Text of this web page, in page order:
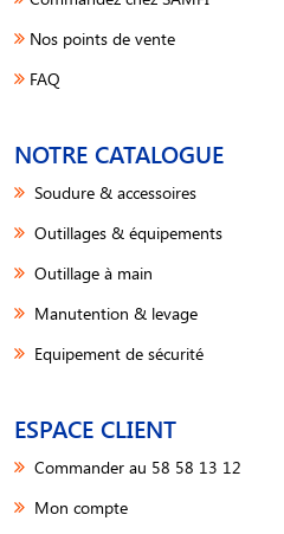
Nos points de vente
FAQ
NOTRE CATALOGUE
Soudure & accessoires
Outillages & équipements
Outillage à main
Manutention & levage
Equipement de sécurité
ESPACE CLIENT
Commander au 58 58 13 12
Mon compte